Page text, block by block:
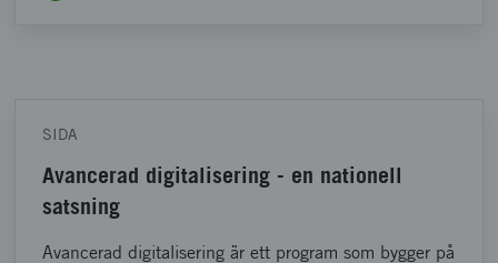
SIDA
Avancerad digitalisering - en nationell
satsning
Avancerad digitalisering är ett program som bygger på